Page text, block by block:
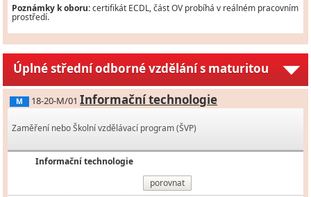
Poznámky k oboru:certifikát ECDL, část OV probíhá v reálném pracovním
prostředí.
Úplné střední odborné vzdělání s maturitou
M 18-20-M/01 Informační technologie
Zaměření nebo Školní vzdělávací program (ŠVP)
Informační technologie
porovnat